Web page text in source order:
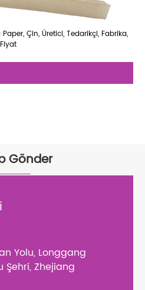
Çin, Üretici, Tedarikçi, Fabrika,
Gönder
Yolu, Longgang
Şehri, Zhejiang